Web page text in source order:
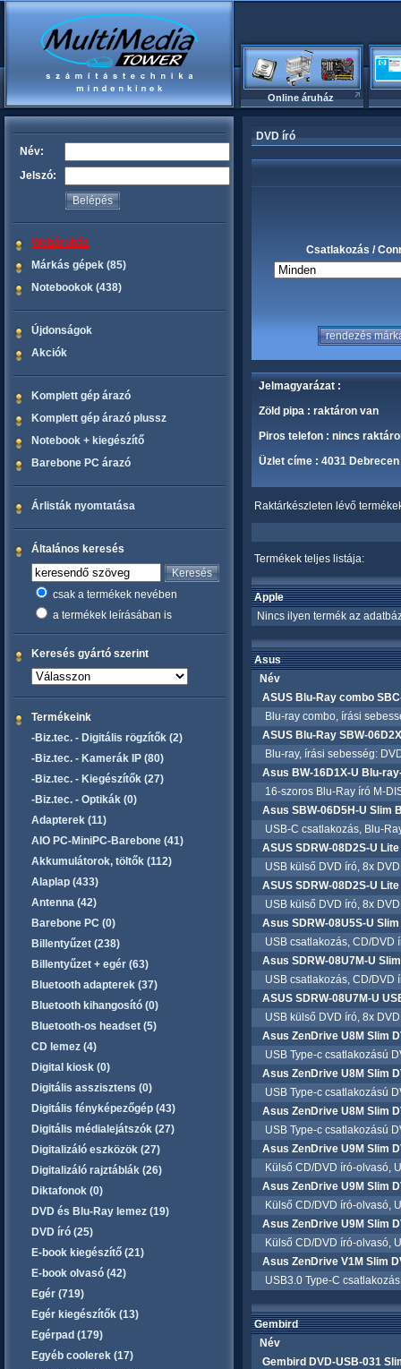
Online áruház
Név:
Jelszó:
Webáruház
Márkás gépek (85)
Notebookok (438)
Újdonságok
Akciók
Komplett gép árazó
Komplett gép árazó plussz
Notebook + kiegészítő
Barebone PC árazó
Árlisták nyomtatása
Általános keresés
csak a termékek nevében
a termékek leírásában is
Keresés gyártó szerint
Termékeink
-Biz.tec. - Digitális rögzítők (2)
-Biz.tec. - Kamerák IP (80)
-Biz.tec. - Kiegészítők (27)
-Biz.tec. - Optikák (0)
Adapterek (11)
AIO PC-MiniPC-Barebone (41)
Akkumulátorok, töltők (112)
Alaplap (433)
Antenna (42)
Barebone PC (0)
Billentyűzet (238)
Billentyűzet + egér (63)
Bluetooth adapterek (37)
Bluetooth kihangosító (0)
Bluetooth-os headset (5)
CD lemez (4)
Digital kiosk (0)
Digitális asszisztens (0)
Digitális fényképezőgép (43)
Digitális médialejátszók (27)
Digitalizáló eszközök (27)
Digitalizáló rajztáblák (26)
Diktafonok (0)
DVD és Blu-Ray lemez (19)
DVD író (25)
E-book kiegészítő (21)
E-book olvasó (42)
Egér (719)
Egér kiegészítők (13)
Egérpad (179)
Egyéb coolerek (17)
DVD író
Csatlakozás /
Jelmagyarázat :
Zöld pipa : raktáron van
Piros telefon : nincs
Üzlet címe : 4031
Raktárkészleten lévő
Termékek teljes listája:
Apple
Nincs ilyen termék az
Asus
Név
ASUS Blu-Ray combo
Blu-ray combo, írási
ASUS Blu-Ray SBW-
Blu-ray, írási sebesség:
Asus BW-16D1X-U Blu-
16-szoros Blu-Ray író M-
Asus SBW-06D5H-U Slim
USB-C csatlakozás, Blu-
ASUS SDRW-08D2S-U
USB külső DVD író, 8x DVD
ASUS SDRW-08D2S-U
USB külső DVD író, 8x DVD
Asus SDRW-08U5S-U
USB csatlakozás, CD/DVD
Asus SDRW-08U7M-U
USB csatlakozás, CD/DVD
ASUS SDRW-08U7M-U
USB külső DVD író, 8x DVD
Asus ZenDrive U8M Slim
USB Type-c csatlakozású
Asus ZenDrive U8M Slim
USB Type-c csatlakozású
Asus ZenDrive U8M Slim
USB Type-c csatlakozású
Asus ZenDrive U9M Slim
Külső CD/DVD író-olvasó,
Asus ZenDrive U9M Slim
Külső CD/DVD író-olvasó,
Asus ZenDrive U9M Slim
Külső CD/DVD író-olvasó,
Asus ZenDrive V1M Slim
USB3.0 Type-C
Gembird
Név
Gembird DVD-USB-031